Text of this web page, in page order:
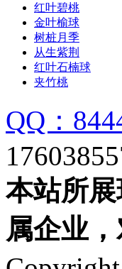
红叶碧桃
金叶榆球
树桩月季
从生紫荆
红叶石楠球
夹竹桃
QQ：
本站所
属企业